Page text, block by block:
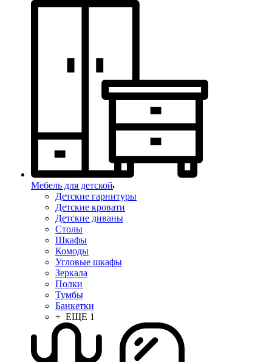
Мебель для детской
Детские гарнитуры
Детские кровати
Детские диваны
Столы
Шкафы
Комоды
Угловые шкафы
Зеркала
Полки
Тумбы
Банкетки
+ ЕЩЕ 1